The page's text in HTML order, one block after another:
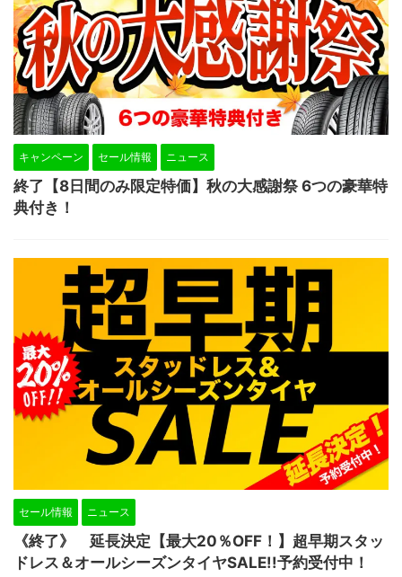
キャンペーン セール情報 ニュース
終了【8日間のみ限定特価】秋の大感謝祭 6つの豪華特
典付き！
セール情報 ニュース
《終了》 延長決定【最大20％OFF！】超早期スタッ
ドレス＆オールシーズンタイヤSALE!!予約受付中！